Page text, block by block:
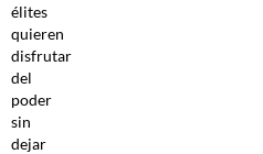
élites
quieren
disfrutar
del
poder
sin
dejar